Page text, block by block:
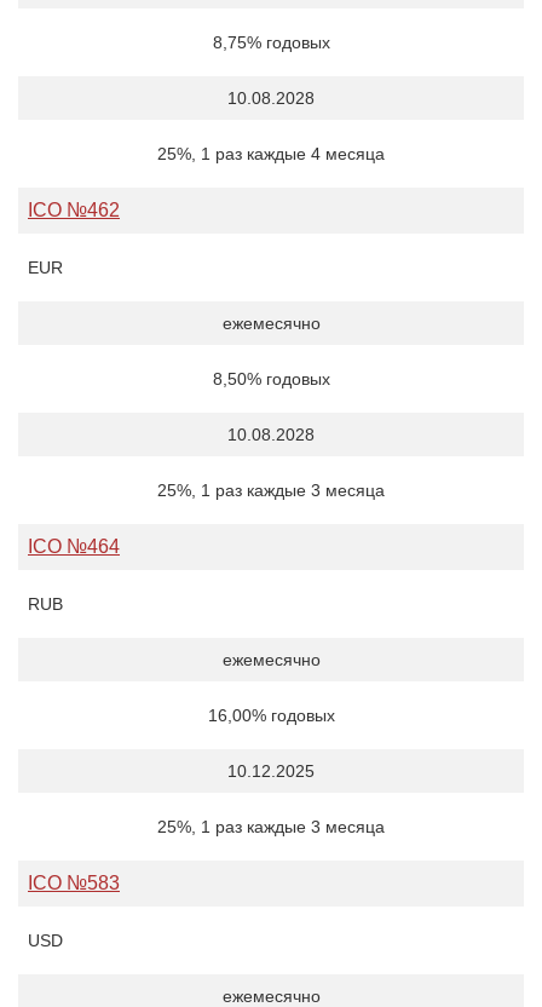
8,75% годовых
10.08.2028
25%, 1 раз каждые 4 месяца
ICO №462
EUR
ежемесячно
8,50% годовых
10.08.2028
25%, 1 раз каждые 3 месяца
ICO №464
RUB
ежемесячно
16,00% годовых
10.12.2025
25%, 1 раз каждые 3 месяца
ICO №583
USD
ежемесячно